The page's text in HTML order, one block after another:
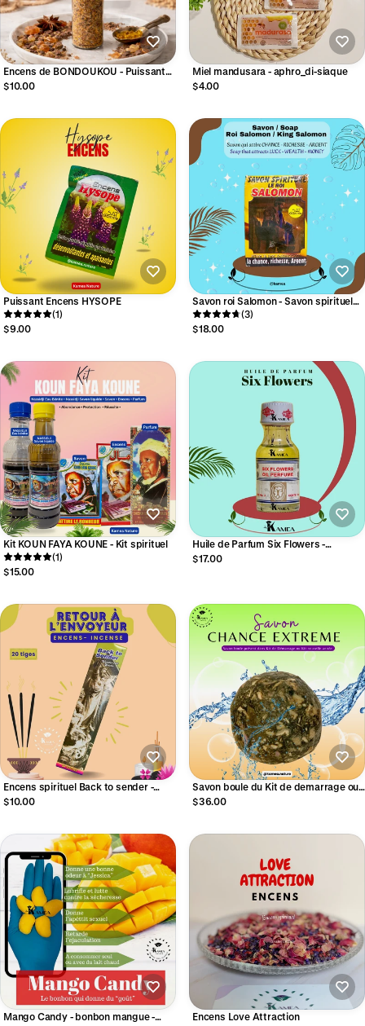
Encens de BONDOUKOU - Puissant
anti-sorcellerie
$10.00
Miel mandusara - aphro_di-siaque
$4.00
Puissant Encens HYSOPE
(1)
$9.00
Savon roi Salomon - Savon spirituel
puissant
(3)
$18.00
Kit KOUN FAYA KOUNE - Kit spirituel
(1)
$15.00
Huile de Parfum Six Flowers -
Contenu 18ml - Huile de parfum
$17.00
Encens spirituel Back to sender -
Retour Envoyeur
$10.00
Savon boule du Kit de demarrage ou
Kit nouvelle année - Année 2026
$36.00
Mango Candy - bonbon mangue -
Encens Love Attraction